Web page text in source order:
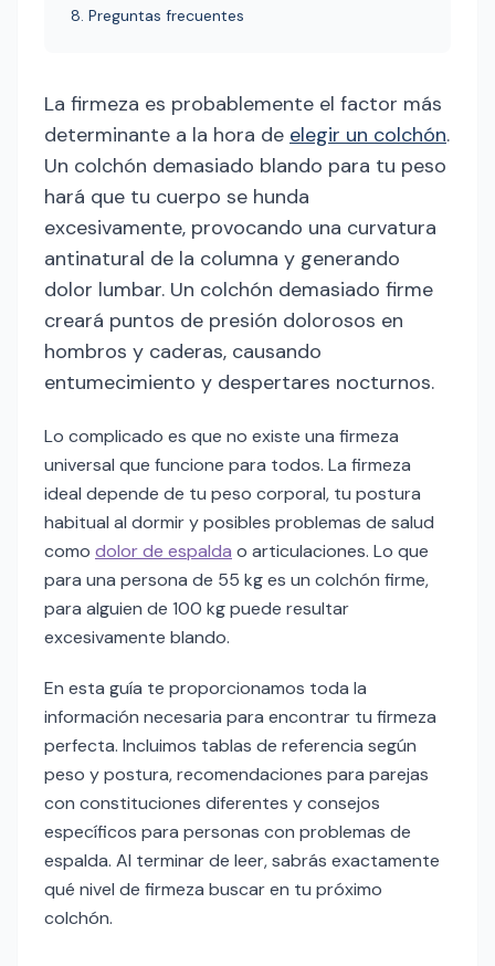
8. Preguntas frecuentes
La firmeza es probablemente el factor más
determinante a la hora de elegir un colchón.
Un colchón demasiado blando para tu peso
hará que tu cuerpo se hunda
excesivamente, provocando una curvatura
antinatural de la columna y generando
dolor lumbar. Un colchón demasiado firme
creará puntos de presión dolorosos en
hombros y caderas, causando
entumecimiento y despertares nocturnos.
Lo complicado es que no existe una firmeza
universal que funcione para todos. La firmeza
ideal depende de tu peso corporal, tu postura
habitual al dormir y posibles problemas de salud
como dolor de espalda o articulaciones. Lo que
para una persona de 55 kg es un colchón firme,
para alguien de 100 kg puede resultar
excesivamente blando.
En esta guía te proporcionamos toda la
información necesaria para encontrar tu firmeza
perfecta. Incluimos tablas de referencia según
peso y postura, recomendaciones para parejas
con constituciones diferentes y consejos
específicos para personas con problemas de
espalda. Al terminar de leer, sabrás exactamente
qué nivel de firmeza buscar en tu próximo
colchón.